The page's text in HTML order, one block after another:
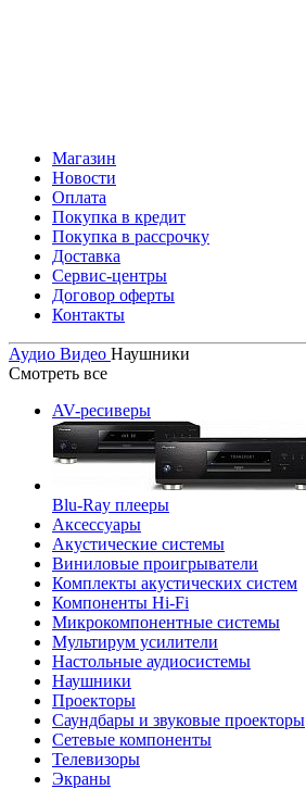
Магазин
Новости
Оплата
Покупка в кредит
Покупка в рассрочку
Доставка
Сервис-центры
Договор оферты
Контакты
Аудио Видео Наушники
Смотреть все
AV-ресиверы
Blu-Ray плееры
Аксессуары
Акустические системы
Виниловые проигрыватели
Комплекты акустических систем
Компоненты Hi-Fi
Микрокомпонентные системы
Мультирум усилители
Настольные аудиосистемы
Наушники
Проекторы
Саундбары и звуковые проекторы
Сетевые компоненты
Телевизоры
Экраны